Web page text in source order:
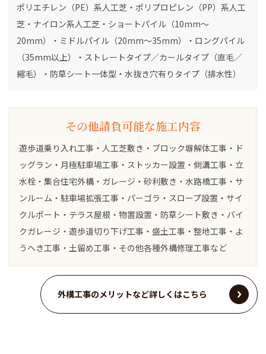
ポリエチレン（PE）系人工芝・ポリプロピレン（PP）系人工
芝・ナイロン系人工芝・ショートパイル（10mm～
20mm）・ミドルパイル（20mm～35mm）・ロングパイル
（35mm以上）・ストレートタイプ／カールタイプ（直毛／
縮毛）・防草シート一体型・水抜き穴有りタイプ（排水性）
その他請負可能な施工内容
遊歩道乗り入れ工事・人工芝敷き・ブロック塀解体工事・ド
ッグラン・月極駐車場工事・ストッカー設置・側溝工事・立
水栓・集合住宅外構・ガレージ・砂利敷き・水路橋工事・サ
ンルーム・駐車場拡張工事・パーゴラ・スロープ設置・サイ
クルポート・テラス屋根・物置設置・防草シート敷き・バイ
クガレージ・遊歩道切り下げ工事・盛土工事・整地工事・よ
うへき工事・土留め工事・その他各種外構修理工事など
外構工事のメリットなど詳しくはこちら